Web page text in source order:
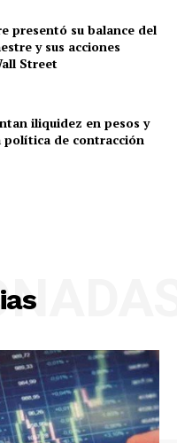
presentó su balance del
y sus acciones
Street
iliquidez en pesos y
política de contracción